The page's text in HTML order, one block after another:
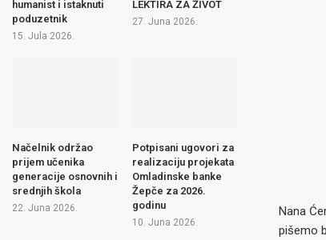
Nana
pišemo
humanist i istaknuti
poduzetnik
15. Jula 2026.
LEKTIRA ZA ŽIVOT
27. Juna 2026.
Načelnik održao
prijem učenika
generacije osnovnih i
srednjih škola
22. Juna 2026.
Potpisani ugovori za
realizaciju projekata
Omladinske banke
Žepče za 2026.
godinu
10. Juna 2026.